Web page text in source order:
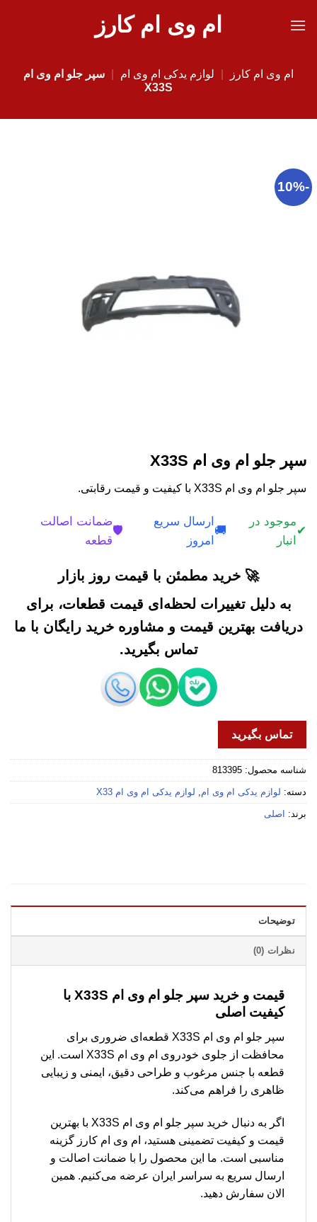
ام وی ام کارز
ام وی ام کارز لوازم یدکی ام وی ام
سپر جلو ام وی ام
X33S
-10%
سپر جلو ام وی ام X33S
سپر جلو ام وی ام X33S با کیفیت و قیمت رقابتی.
✔
موجود در
انبار
🚚
ارسال سریع
امروز
🛡️
ضمانت اصالت
قطعه
🚀 خرید مطمئن با قیمت روز بازار
به دلیل تغییرات لحظه‌ای قیمت قطعات، برای
دریافت بهترین قیمت و مشاوره خرید رایگان با ما
تماس بگیرید.
تماس بگیرید
شناسه محصول: 813395
دسته: لوازم یدکی ام وی ام, لوازم یدکی ام وی ام X33
برند: اصلی
توضیحات
نظرات (0)
قیمت و خرید سپر جلو ام وی ام X33S با
کیفیت اصلی
سپر جلو ام وی ام X33S قطعه‌ای ضروری برای
محافظت از جلوی خودروی ام وی ام X33S است. این
قطعه با جنس مرغوب و طراحی دقیق، ایمنی و زیبایی
ظاهری را فراهم می‌کند.
اگر به دنبال خرید سپر جلو ام وی ام X33S با بهترین
قیمت و کیفیت تضمینی هستید، ام وی ام کارز گزینه
مناسبی است. ما این محصول را با ضمانت اصالت و
ارسال سریع به سراسر ایران عرضه می‌کنیم. همین
الان سفارش دهید.